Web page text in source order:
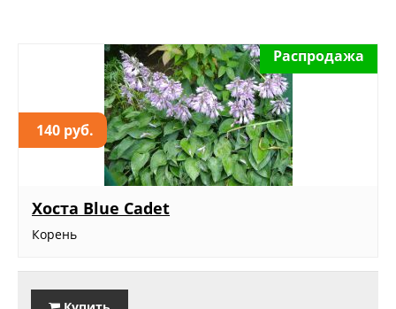
140 руб.
Распродажа
Хоста Blue Cadet
Корень